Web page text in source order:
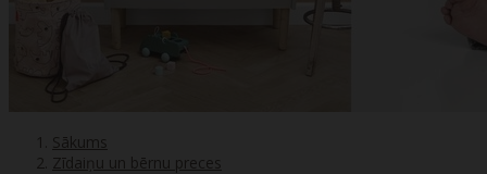
Sākums
Zīdaiņu un bērnu preces